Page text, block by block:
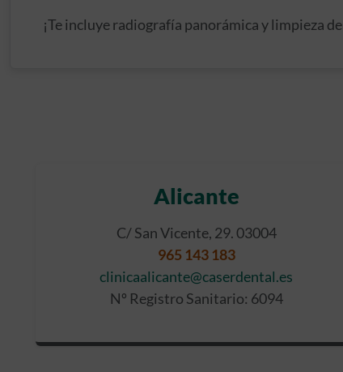
¡Te incluye radiografía panorámica y limpieza
Alicante
C/ San Vicente, 29. 03004
965 143 183
clinicaalicante@caserdental.es
Nº Registro Sanitario: 6094